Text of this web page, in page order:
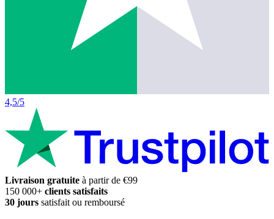
4,5/5
Livraison gratuite à partir de €99
150 000+ clients satisfaits
30 jours satisfait ou remboursé